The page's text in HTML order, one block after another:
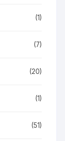
(1)
(7)
(20)
(1)
(51)